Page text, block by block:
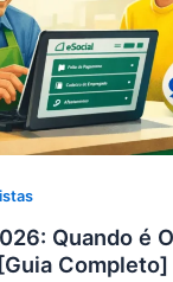
Quando é
Completo]